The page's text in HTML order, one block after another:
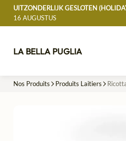
UITZONDERLIJK GESLOTEN
16 AUGUSTUS
LA BELLA PUGLIA
Nos Produits Produits Laitiers